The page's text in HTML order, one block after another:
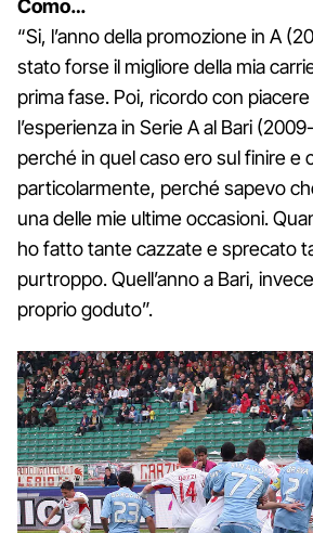
Como…
“Si, l’anno della promozione in A
stato forse il migliore della mia
prima fase. Poi, ricordo con
l’esperienza in Serie A al Bari
perché in quel caso ero sul finire e
particolarmente, perché sapevo
una delle mie ultime occasioni.
ho fatto tante cazzate e sprecato
purtroppo. Quell’anno a Bari,
proprio goduto”.